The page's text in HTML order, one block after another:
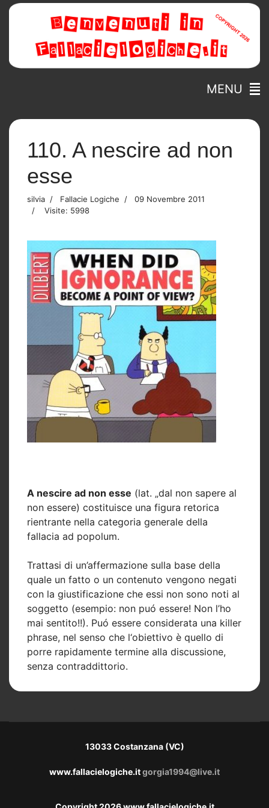
MENU
110. A nescire ad non
esse
silvia Fallacie Logiche
09 Novembre 2011
Visite: 5998
A nescire ad non esse (lat. „dal non sapere al
non essere) costituisce una figura retorica
rientrante nella categoria generale della
fallacia ad popolum.
Trattasi di un’affermazione sulla base della
quale un fatto o un contenuto vengono negati
con la giustificazione che essi non sono noti al
soggetto (esempio: non puó essere! Non l’ho
mai sentito!!). Puó essere considerata una killer
phrase, nel senso che l‘obiettivo è quello di
porre rapidamente termine alla discussione,
senza contraddittorio.
13033 Costanzana (VC)
www.fallacielogiche.itgorgia1994@live.it